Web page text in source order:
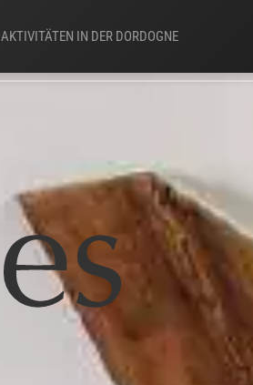
AKTIVITÄTEN IN DER DORDOGNE